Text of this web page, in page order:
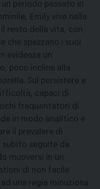
periodo passato in
Emily vive nella
resto della vita, con
che spezzano i suoi
evidenza un
poco incline alla
Sul persistere e
capaci di
frequentatori di
in modo analitico e
il prevalere di
seguite da
muoversi in un
di non facile
una regia minuziosa